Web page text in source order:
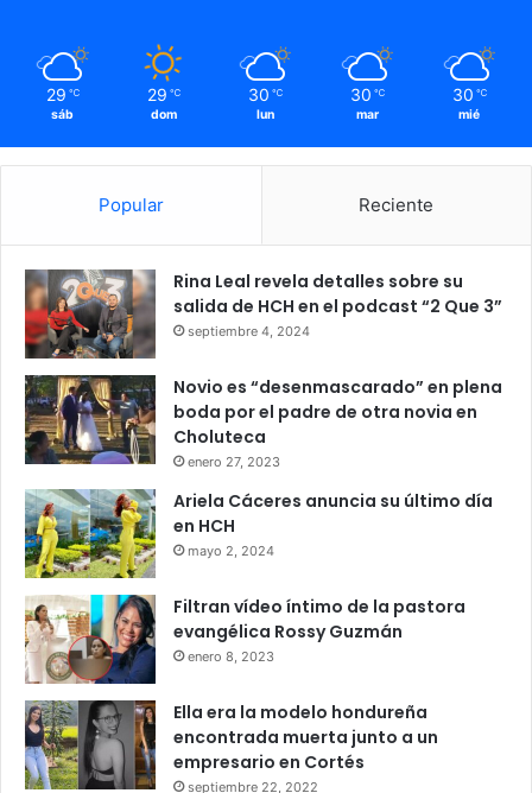
29 ℃
sáb
29 ℃
dom
30 ℃
lun
30 ℃
mar
30 ℃
mié
Popular Reciente
Rina Leal revela detalles sobre su
salida de HCH en el podcast “2 Que 3”
septiembre 4, 2024
Novio es “desenmascarado” en plena
boda por el padre de otra novia en
Choluteca
enero 27, 2023
Ariela Cáceres anuncia su último día
en HCH
mayo 2, 2024
Filtran vídeo íntimo de la pastora
evangélica Rossy Guzmán
enero 8, 2023
Ella era la modelo hondureña
encontrada muerta junto a un
empresario en Cortés
septiembre 22, 2022